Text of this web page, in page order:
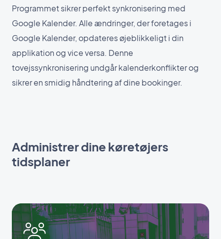
Programmet sikrer perfekt synkronisering med
Google Kalender. Alle ændringer, der foretages i
Google Kalender, opdateres øjeblikkeligt i din
applikation og vice versa. Denne
tovejssynkronisering undgår kalenderkonflikter og
sikrer en smidig håndtering af dine bookinger.
Administrer dine køretøjers
tidsplaner